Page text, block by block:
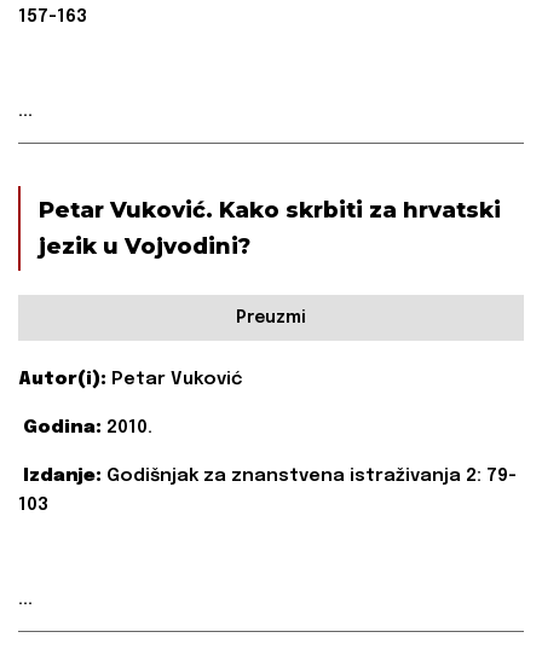
157-163
...
Petar Vuković. Kako skrbiti za hrvatski
jezik u Vojvodini?
Preuzmi
Autor(i): Petar Vuković
Godina: 2010.
Izdanje: Godišnjak za znanstvena istraživanja 2: 79-
103
...